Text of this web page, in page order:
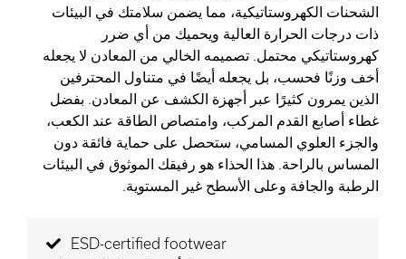
الشحنات الكهروستاتيكية، مما يضمن سلامتك في البيئات
ذات درجات الحرارة العالية ويحميك من أي ضرر
كهروستاتيكي محتمل. تصميمه الخالي من المعادن لا يجعله
أخف وزنًا فحسب، بل يجعله أيضًا في متناول المحترفين
الذين يمرون كثيرًا عبر أجهزة الكشف عن المعادن. بفضل
غطاء أصابع القدم المركب، وامتصاص الطاقة عند الكعب،
والجزء العلوي المسامي، ستحصل على حماية فائقة دون
المساس بالراحة. هذا الحذاء هو رفيقك الموثوق في البيئات
الرطبة والجافة وعلى الأسطح غير المستوية.
ESD-certified footwear